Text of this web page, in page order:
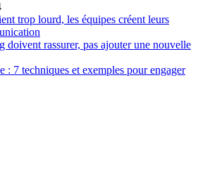
trop lourd, les équipes créent leurs
doivent rassurer, pas ajouter une nouvelle
: 7 techniques et exemples pour engager